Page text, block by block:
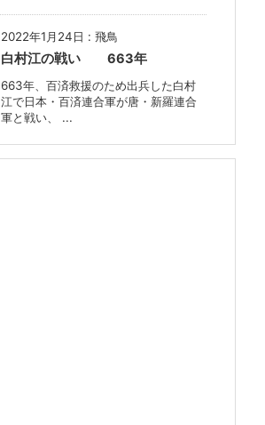
2022年1月24日 : 飛鳥
白村江の戦い 663年
663年、百済救援のため出兵した白村
江で日本・百済連合軍が唐・新羅連合
軍と戦い、 ...